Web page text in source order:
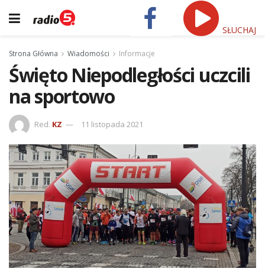
SŁUCHAJ
Strona Główna Wiadomości Informacje
Święto Niepodległości uczcili
na sportowo
Red. KZ 11 listopada 2021